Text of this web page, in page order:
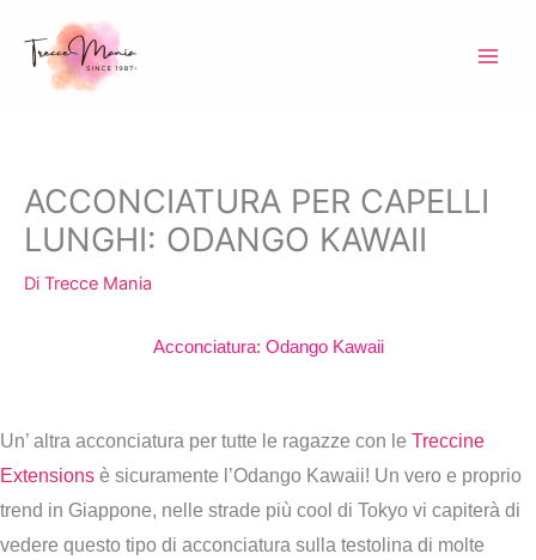
contenuto
ACCONCIATURA PER CAPELLI
LUNGHI: ODANGO KAWAII
Di Trecce Mania
Acconciatura: Odango Kawaii
Un’ altra acconciatura per tutte le ragazze con le Treccine
Extensions è sicuramente l’Odango Kawaii! Un vero e proprio
trend in Giappone, nelle strade più cool di Tokyo vi capiterà di
vedere questo tipo di acconciatura sulla testolina di molte